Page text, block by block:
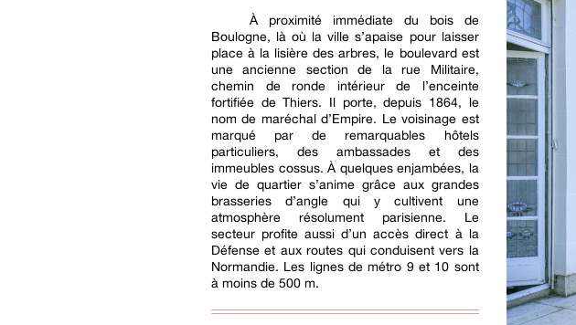
À proximité immédiate du bois de
Boulogne, là où la ville s’apaise pour laisser
place à la lisière des arbres, le boulevard est
une ancienne section de la rue Militaire,
chemin de ronde intérieur de l’enceinte
fortifiée de Thiers. Il porte, depuis 1864, le
nom de maréchal d’Empire. Le voisinage est
marqué par de remarquables hôtels
particuliers, des ambassades et des
immeubles cossus. À quelques enjambées, la
vie de quartier s’anime grâce aux grandes
brasseries d’angle qui y cultivent une
atmosphère résolument parisienne. Le
secteur profite aussi d’un accès direct à la
Défense et aux routes qui conduisent vers la
Normandie. Les lignes de métro 9 et 10 sont
à moins de 500 m.